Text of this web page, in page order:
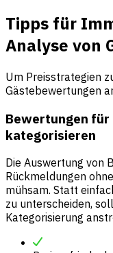
Tipps für
Analyse von
Um Preisstrategien
Gästebewertungen
Bewertungen
kategorisieren
Die Auswertung von
Rückmeldungen
mühsam. Statt
zu unterscheiden,
Kategorisierung